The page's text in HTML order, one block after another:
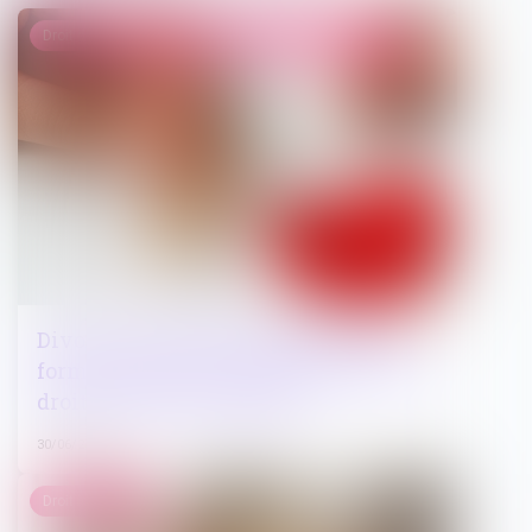
Divorce et entreprise exploitée sous
forme de société : comment évaluer les
droits sociaux d’un époux ?
30/06/2025
Droit de la famille, des personnes et de leur patrimoine